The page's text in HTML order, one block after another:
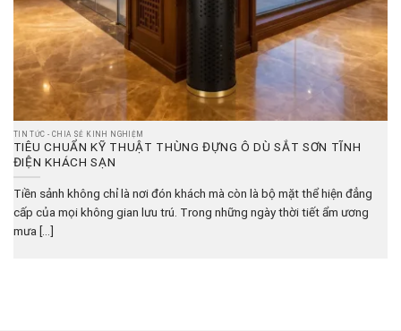
TIN TỨC - CHIA SẺ KINH NGHIỆM
TIÊU CHUẨN KỸ THUẬT THÙNG ĐỰNG Ô DÙ SẮT SƠN TĨNH
ĐIỆN KHÁCH SẠN
Tiền sảnh không chỉ là nơi đón khách mà còn là bộ mặt thể hiện đẳng
cấp của mọi không gian lưu trú. Trong những ngày thời tiết ẩm ương
mưa [...]